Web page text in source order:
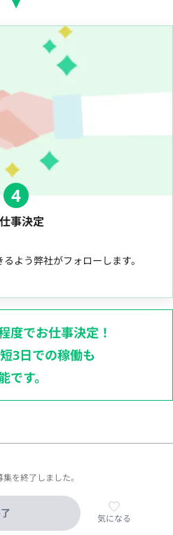
4
事決定
よう弊社がフォローします。
度でお仕事決定！
3日での稼働も
です。
を終了しました。
気になる